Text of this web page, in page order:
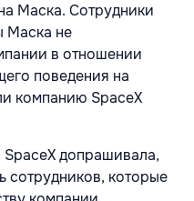
Маска. Сотрудники
Маска не
в отношении
поведения на
компанию SpaceX
SpaceX допрашивала,
сотрудников, которые